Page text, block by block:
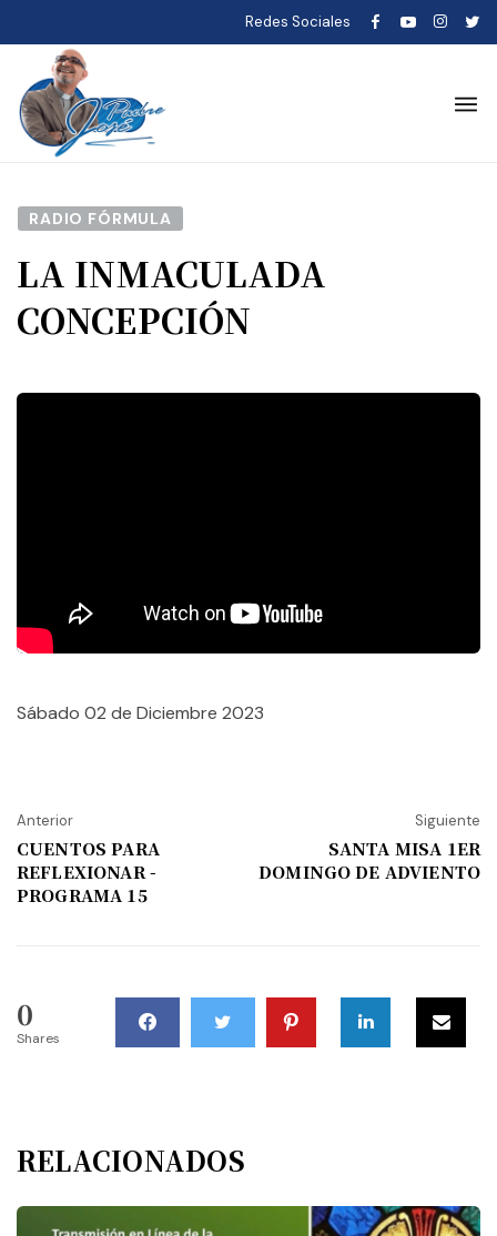
Redes Sociales
RADIO FÓRMULA
LA INMACULADA
CONCEPCIÓN
Sábado 02 de Diciembre 2023
Anterior
CUENTOS PARA
REFLEXIONAR -
PROGRAMA 15
Siguiente
SANTA MISA 1ER
DOMINGO DE ADVIENTO
0
Shares
RELACIONADOS